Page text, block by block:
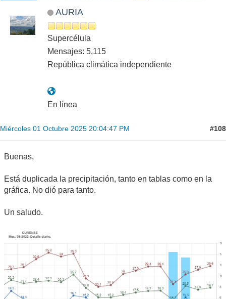
AURIA
Supercélula
Mensajes: 5,115
República climática independiente
En línea
Miércoles 01 Octubre 2025 20:04:47 PM #108
Buenas,
Está duplicada la precipitación, tanto en tablas como en la
gráfica. No dió para tanto.
Un saludo.